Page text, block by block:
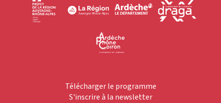
Télécharger le programme
S'inscrire à la newsletter